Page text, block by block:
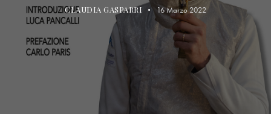
CLAUDIA GASPARRI 16 Marzo 2022